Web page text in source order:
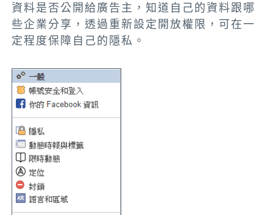
資料是否公開給廣告主，知道自己的資料跟哪
些企業分享，透過重新設定開放權限，可在一
定程度保障自己的隱私。